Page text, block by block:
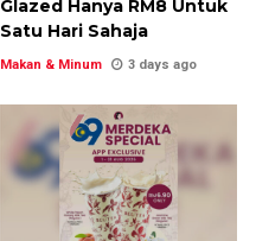
Glazed Hanya RM8 Untuk
Satu Hari Sahaja
Makan & Minum 3 days ago